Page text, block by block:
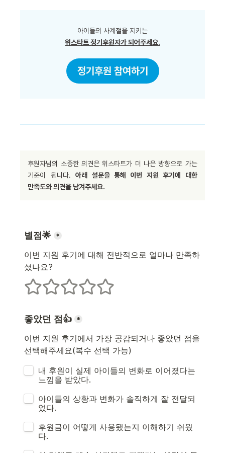
아이들의 사계절을 지키는
위스타트 정기후원자가 되어주세요.
정기후원 참여하기
후원자님의 소중한 의견은 위스타트가 더 나은 방향으로 가는
기준이 됩니다.아래 설문을 통해 이번 지원 후기에 대한
만족도와 의견을 남겨주세요.